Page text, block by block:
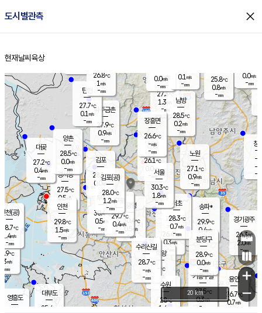
도시별관측 close
홈
현재날씨 육상
의도
℃
m/s
mm
영흥도
양주
27.3℃
1.3
-mm
과천
26.4℃
0.3m/s
- mm
용인
26.7℃
0.7m/s
경기광주
26.3℃
2.0m/s
-mm
대부도
25.4
경서동
27.5℃
0.5 m/s
-mm
파주금촌
27.9℃
0.9m/s
-mm
25.8℃
0.8m/s
-mm
대곶
27.2℃
0.4m/s
-mm
창
-
-m/
-
탄현
27.7℃
0.1 m/s
-mm
0.0m/s
-mm
의왕
- ℃
m/s
mm
김포
28.1℃
0.0 m/s
mm
광명
30.4 ℃
0.5 m/s
-mm
부천
30.4℃
0.5m/s
-mm
양촌
28.5℃
0.0m/s
-mm
구로
29.7℃
0.4m/s
-mm
은평
26.1℃
0.0 m/s
- mm
노원
27.1℃
0.9m/s
-mm
송파*
29.9℃
0.4m/s
-mm
서초
28.3℃
0.7m/s
-mm
남방
28.5℃
0.2m/s
-mm
기흥구갈
27.5℃
0.3m/s
-
수리산길
28.7℃
-m/s
-mm
분당구
28.9℃
0.0m/s
-mm
장흥면
26.6℃
-m/s
-mm
0.0m/s
-mm
인천(공)
28.7℃
1.4m/s
-mm
김포(공)
28.0℃
1.2m/s
-mm
수원
28℃
1.4 m/s
인천
29.8℃
1.5m/s
-mm
서울
30.3℃
1.8m/s
-mm
26.8℃
1 m/s
-mm
0.1 m/s
-mm
+
−
20 km